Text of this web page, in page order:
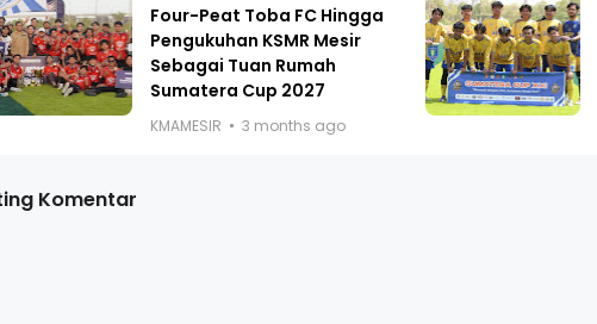
Four-Peat Toba FC Hingga
Pengukuhan KSMR Mesir
Sebagai Tuan Rumah
Sumatera Cup 2027
KMAMESIR 3 months ago
Komentar